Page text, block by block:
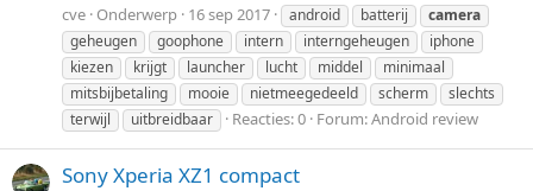
cve Onderwerp 16 sep 2017 android batterij
camera
geheugen
goophone intern interngeheugen
iphone
kiezen
krijgt launcher lucht middel
minimaal
mitsbijbetaling
mooie nietmeegedeeld scherm
slechts
terwijl
uitbreidbaar Reacties: 0 Forum:Android review
Sony Xperia XZ1 compact